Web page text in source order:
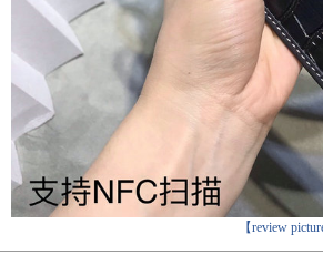
【review
下一张